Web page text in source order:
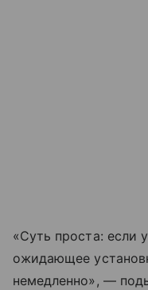
«Суть проста: если
ожидающее
немедленно», —